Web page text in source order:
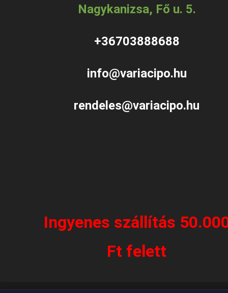
Nagykanizsa, Fő u. 5.
+36703888688
info@variacipo.hu
rendeles@variacipo.hu
Ingyenes szállítás
Ft felett